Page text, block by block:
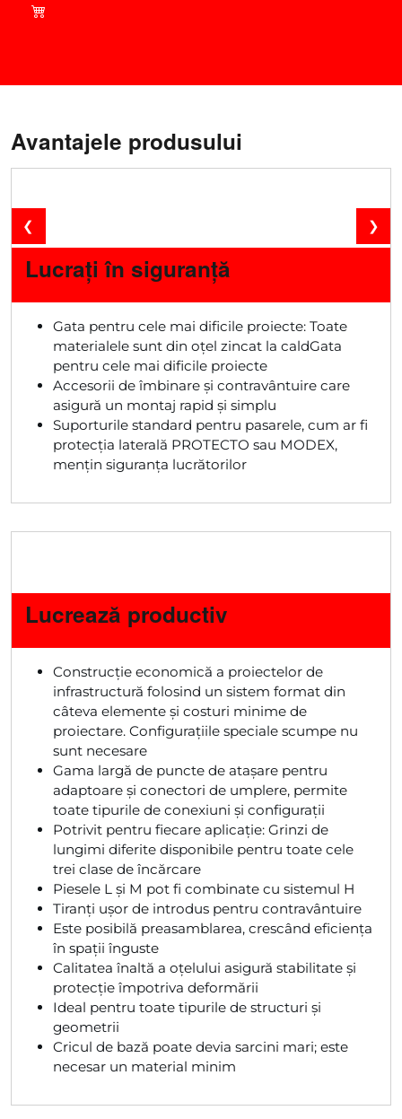
Avantajele produsului
❮ ❯
Lucrați în siguranță
Gata pentru cele mai dificile proiecte: Toate
materialele sunt din oțel zincat la caldGata
pentru cele mai dificile proiecte
Accesorii de îmbinare și contravântuire care
asigură un montaj rapid și simplu
Suporturile standard pentru pasarele, cum ar fi
protecția laterală PROTECTO sau MODEX,
mențin siguranța lucrătorilor
Lucrează productiv
Construcție economică a proiectelor de
infrastructură folosind un sistem format din
câteva elemente și costuri minime de
proiectare. Configurațiile speciale scumpe nu
sunt necesare
Gama largă de puncte de atașare pentru
adaptoare și conectori de umplere, permite
toate tipurile de conexiuni și configurații
Potrivit pentru fiecare aplicație: Grinzi de
lungimi diferite disponibile pentru toate cele
trei clase de încărcare
Piesele L și M pot fi combinate cu sistemul H
Tiranți ușor de introdus pentru contravântuire
Este posibilă preasamblarea, crescând eficiența
în spații înguste
Calitatea înaltă a oțelului asigură stabilitate și
protecție împotriva deformării
Ideal pentru toate tipurile de structuri și
geometrii
Cricul de bază poate devia sarcini mari; este
necesar un material minim